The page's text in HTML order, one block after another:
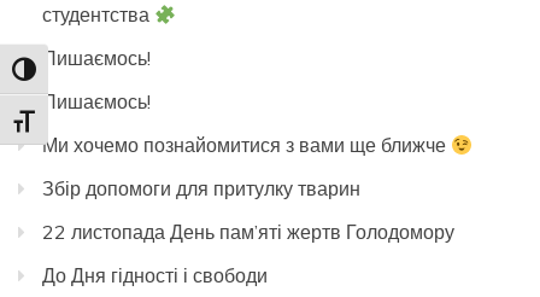
Toggle High Contrast
Toggle Font size
студентства
Пишаємось!
Пишаємось!
Ми хочемо познайомитися з вами ще ближче
Збір допомоги для притулку тварин
22 листопада День пам’яті жертв Голодомору
До Дня гідності і свободи